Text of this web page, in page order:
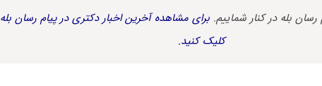
رسان بله در کنار شماییم. برای مشاهده آخرین اخبار دکتری در پیام رسان بله
کلیک کنید.